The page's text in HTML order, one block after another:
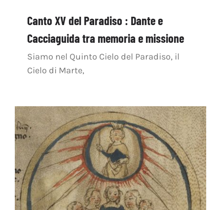
Canto XV del Paradiso : Dante e
Cacciaguida tra memoria e missione
Siamo nel Quinto Cielo del Paradiso, il
Cielo di Marte,